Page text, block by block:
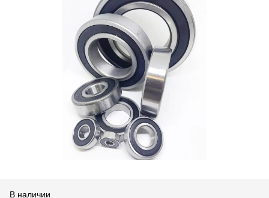
В наличии